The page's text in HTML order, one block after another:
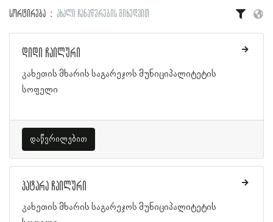
სორტირება ახალი ჩანაწერების მიხედვით
დიდი ჩაილური
კახეთის მხარის საგარეჯოს მუნიციპალიტეტის
სოფელი
დაწვრილებით
პატარა ჩაილური
კახეთის მხარის საგარეჯოს მუნიციპალიტეტის